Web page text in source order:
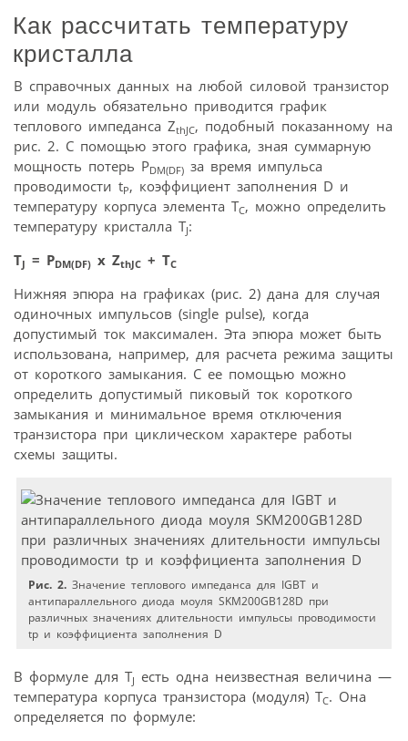
Как рассчитать температуру
кристалла
В справочных данных на любой силовой транзистор
или модуль обязательно приводится график
теплового импеданса ZthJC, подобный показанному на
рис. 2. С помощью этого графика, зная суммарную
мощность потерь РDM(DF) за время импульса
проводимости tР, коэффициент заполнения D и
температуру корпуса элемента TС, можно определить
температуру кристалла TJ:
TJ = РDM(DF) x ZthJC + ТC
Нижняя эпюра на графиках (рис. 2) дана для случая
одиночных импульсов (single pulse), когда
допустимый ток максимален. Эта эпюра может быть
использована, например, для расчета режима защиты
от короткого замыкания. С ее помощью можно
определить допустимый пиковый ток короткого
замыкания и минимальное время отключения
транзистора при циклическом характере работы
схемы защиты.
Рис. 2. Значение теплового импеданса для IGBT и
антипараллельного диода моуля SKM200GB128D при
различных значениях длительности импульсы проводимости
tp и коэффициента заполнения D
В формуле для TJ есть одна неизвестная величина —
температура корпуса транзистора (модуля) ТC. Она
определяется по формуле: